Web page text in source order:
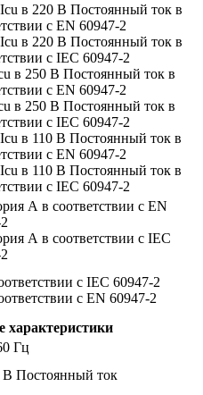
в 220 В Постоянный ток в
с EN 60947-2
в 220 В Постоянный ток в
с IEC 60947-2
в 250 В Постоянный ток в
с EN 60947-2
в 250 В Постоянный ток в
с IEC 60947-2
в 110 В Постоянный ток в
с EN 60947-2
в 110 В Постоянный ток в
с IEC 60947-2
А в соответствии с EN
А в соответствии с IEC
с IEC 60947-2
с EN 60947-2
характеристики
Гц
В Постоянный ток